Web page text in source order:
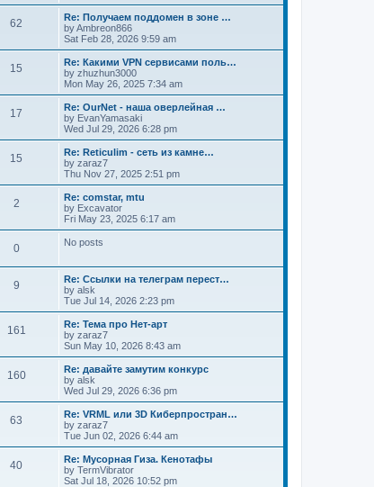
62
Re: Получаем поддомен в зоне …
byAmbreon866
Sat Feb 28, 2026 9:59 am
15
Re: Какими VPN сервисами поль…
by zhuzhun3000
Mon May 26, 2025 7:34 am
17
Re: OurNet - наша оверлейная …
by EvanYamasaki
Wed Jul 29, 2026 6:28 pm
15
Re: Reticulim - сеть из камне…
by zaraz7
Thu Nov 27, 2025 2:51 pm
2
Re: comstar, mtu
by Excavator
Fri May 23, 2025 6:17 am
0 No posts
9
Re: Ссылки на телеграм перест…
by alsk
Tue Jul 14, 2026 2:23 pm
161
Re: Тема про Нет-арт
by zaraz7
Sun May 10, 2026 8:43 am
160
Re: давайте замутим конкурс
by alsk
Wed Jul 29, 2026 6:36 pm
63
Re: VRML или 3D Киберпростран…
by zaraz7
Tue Jun 02, 2026 6:44 am
40
Re: Мусорная Гиза. Кенотафы
by TermVibrator
Sat Jul 18, 2026 10:52 pm